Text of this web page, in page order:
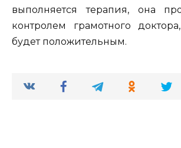
выполняется терапия, она
контролем грамотного
будет положительным.